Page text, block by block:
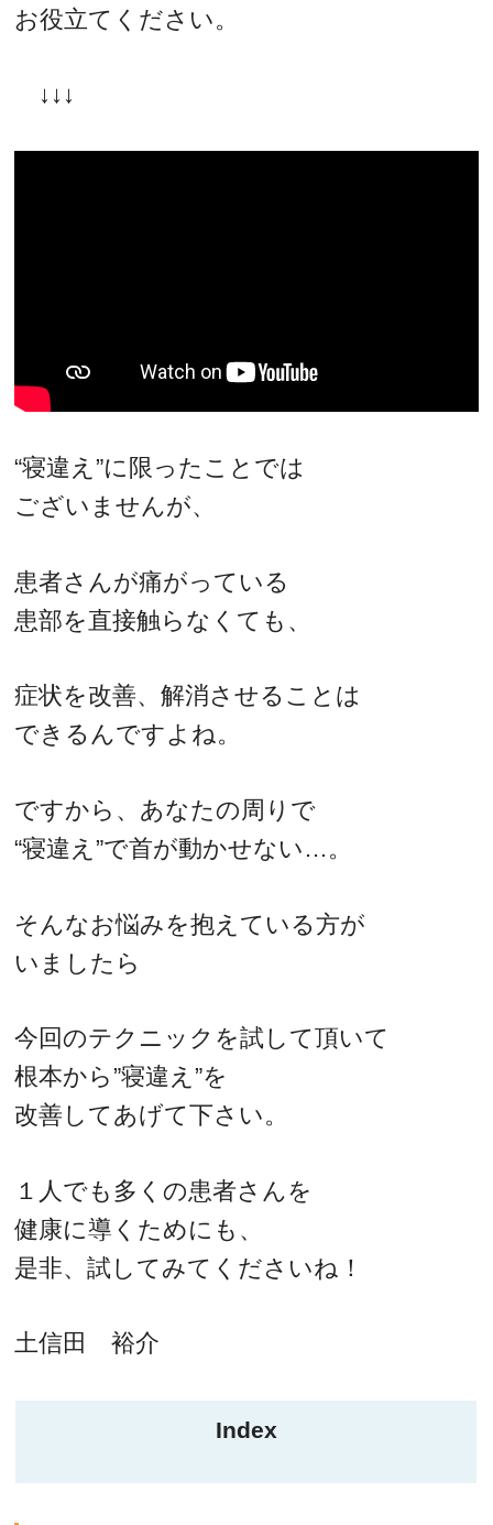
お役立てください。
↓↓↓
“寝違え”に限ったことでは
ございませんが、
患者さんが痛がっている
患部を直接触らなくても、
症状を改善、解消させることは
できるんですよね。
ですから、あなたの周りで
“寝違え”で首が動かせない…。
そんなお悩みを抱えている方が
いましたら
今回のテクニックを試して頂いて
根本から”寝違え”を
改善してあげて下さい。
１人でも多くの患者さんを
健康に導くためにも、
是非、試してみてくださいね！
土信田 裕介
Index